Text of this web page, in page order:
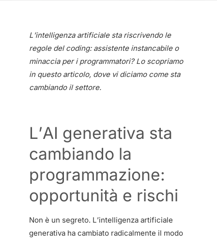
L’intelligenza artificiale sta riscrivendo le
regole del coding: assistente instancabile o
minaccia per i programmatori? Lo scopriamo
in questo articolo, dove vi diciamo come sta
cambiando il settore.
L’AI generativa sta
cambiando la
programmazione:
opportunità e rischi
Non è un segreto. L’intelligenza artificiale
generativa ha cambiato radicalmente il modo